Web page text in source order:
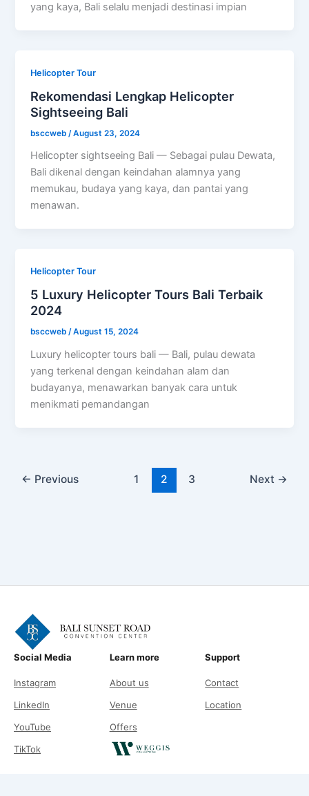
yang kaya, Bali selalu menjadi destinasi impian
Helicopter Tour
Rekomendasi Lengkap Helicopter
Sightseeing Bali
bsccweb /August 23, 2024
Helicopter sightseeing Bali — Sebagai pulau Dewata,
Bali dikenal dengan keindahan alamnya yang
memukau, budaya yang kaya, dan pantai yang
menawan.
Helicopter Tour
5 Luxury Helicopter Tours Bali Terbaik
2024
bsccweb/August 15, 2024
Luxury helicopter tours bali — Bali, pulau dewata
yang terkenal dengan keindahan alam dan
budayanya, menawarkan banyak cara untuk
menikmati pemandangan
← Previous 1 2 3 Next →
Social Media
Instagram
LinkedIn
YouTube
TikTok
Learn more
About us
Venue
Offers
Support
Contact
Location